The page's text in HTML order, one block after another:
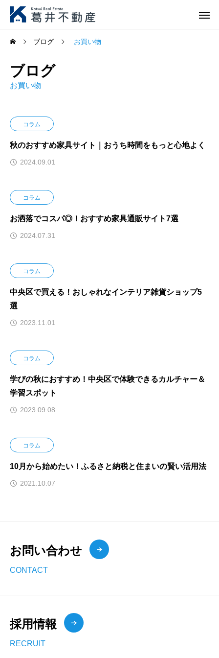
ブログ お買い物
ブログ
お買い物
コラム
秋のおすすめ家具サイト｜おうち時間をもっと心地よく
2024.09.01
コラム
お洒落でコスパ◎！おすすめ家具通販サイト7選
2024.07.31
コラム
中央区で買える！おしゃれなインテリア雑貨ショップ5
選
2023.11.01
コラム
学びの秋におすすめ！中央区で体験できるカルチャー＆
学習スポット
2023.09.08
コラム
10月から始めたい！ふるさと納税と住まいの賢い活用法
2021.10.07
お問い合わせ
CONTACT
採用情報
RECRUIT